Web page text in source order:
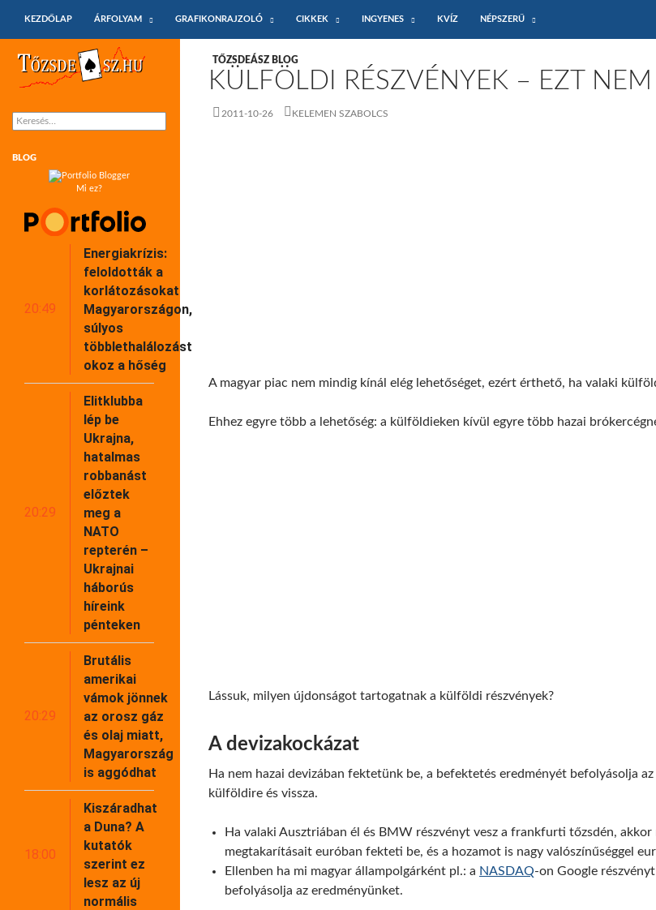
KEZDŐLAP
ÁRFOLYAM GRAFIKONRAJZOLÓ CIKKEK INGYENES KVÍZ NÉPSZERŰ
TŐZSDEÁSZ BLOG
KÜLFÖLDI RÉSZVÉNYEK – EZT
2011-10-26 KELEMEN SZABOLCS
A magyar piac nem mindig kínál elég lehetőséget, ezért érthető, ha valaki
Ehhez egyre több a lehetőség: a külföldieken kívül egyre több hazai
Lássuk, milyen újdonságot tartogatnak a külföldi részvények?
A devizakockázat
Ha nem hazai devizában fektetünk be, a befektetés eredményét befolyásolja
külföldire és vissza.
Ha valaki Ausztriában él és BMW részvényt vesz a frankfurti tőzsdén,
megtakarításait euróban fekteti be, és a hozamot is nagy valószínűséggel
Ellenben ha mi magyar állampolgárként pl.: a NASDAQ-on Google
befolyásolja az eredményünket.
Tőzsdeász.hu – árfolyamok és árfolyam
grafikonok
Keresés:
BLOG
Mi ez?
20:49
Energiakrízis:
feloldották a
korlátozásokat
Magyarországon,
súlyos
többlethalálozást
okoz a hőség
20:29
Elitklubba
lép be
Ukrajna,
hatalmas
robbanást
előztek
meg a
NATO
repterén –
Ukrajnai
háborús
híreink
pénteken
20:29
Brutális
amerikai
vámok jönnek
az orosz gáz
és olaj miatt,
Magyarország
is aggódhat
18:00
Kiszáradhat
a Duna? A
kutatók
szerint ez
lesz az új
normális